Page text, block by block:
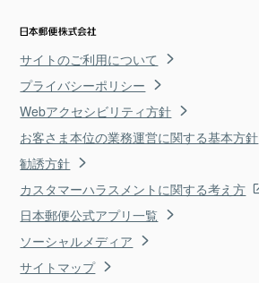
サイトのご利用について
プライバシーポリシー
Webアクセシビリティ方針
お客さま本位の業務運営に関する基本方針
勧誘方針
カスタマーハラスメントに関する考え方
日本郵便公式アプリ一覧
ソーシャルメディア
サイトマップ